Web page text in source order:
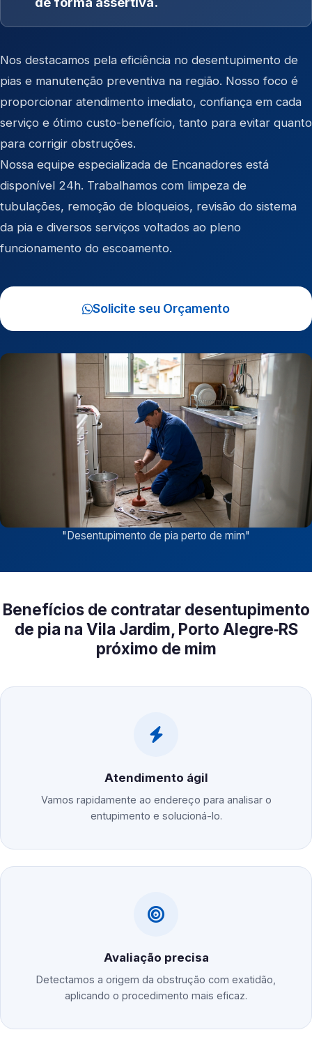
Nos destacamos pela eficiência no desentupimento de
pias e manutenção preventiva na região. Nosso foco é
proporcionar atendimento imediato, confiança em cada
serviço e ótimo custo-benefício, tanto para evitar quanto
para corrigir obstruções.
Nossa equipe especializada de Encanadores está
disponível 24h. Trabalhamos com limpeza de
tubulações, remoção de bloqueios, revisão do sistema
da pia e diversos serviços voltados ao pleno
funcionamento do escoamento.
Solicite seu Orçamento
"Desentupimento de pia perto de mim"
Benefícios de contratar desentupimento
de pia na Vila Jardim, Porto Alegre‑RS
próximo de mim
Atendimento ágil
Vamos rapidamente ao endereço para analisar o
entupimento e solucioná-lo.
Avaliação precisa
Detectamos a origem da obstrução com exatidão,
aplicando o procedimento mais eficaz.